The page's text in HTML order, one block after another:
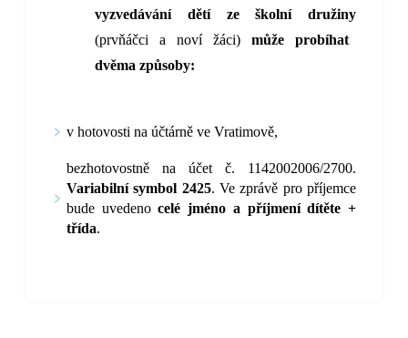
vyzvedávání dětí ze školní družiny
(prvňáčci a noví žáci) může probíhat
dvěma způsoby:
v hotovosti na účtárně ve Vratimově,
bezhotovostně na účet č. 1142002006/2700.
Variabilní symbol 2425. Ve zprávě pro příjemce
bude uvedenocelé jméno a příjmení dítěte +
třída.